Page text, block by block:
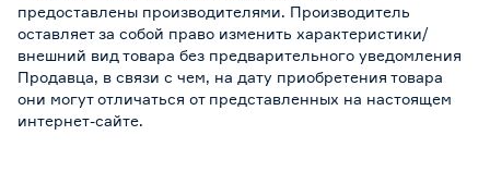
предоставлены производителями. Производитель
оставляет за собой право изменить характеристики/
внешний вид товара без предварительного уведомления
Продавца, в связи с чем, на дату приобретения товара
они могут отличаться от представленных на настоящем
интернет-сайте.